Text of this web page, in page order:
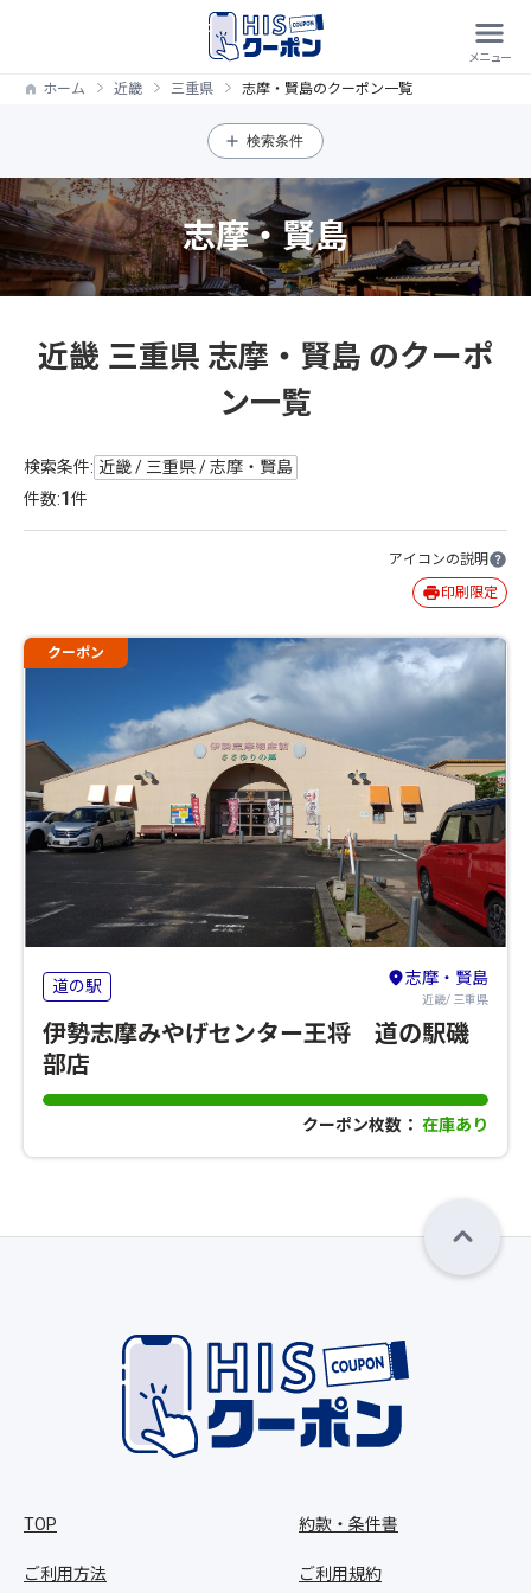
ホーム 近畿 三重県 志摩・賢島のクーポン一覧
検索条件
志摩・賢島
近畿 三重県 志摩・賢島 のクーポ
ン一覧
検索条件: 近畿 / 三重県 / 志摩・賢島
件数:1件
アイコンの説明
印刷限定
クーポン
道の駅 志摩・賢島
近畿/ 三重県
伊勢志摩みやげセンター王将 道の駅磯
部店
クーポン枚数： 在庫あり
TOP
ご利用方法
約款・条件書
ご利用規約